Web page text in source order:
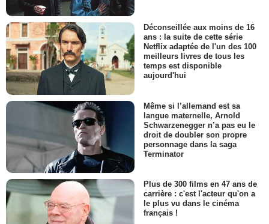
Déconseillée aux moins de 16
ans : la suite de cette série
Netflix adaptée de l'un des 100
meilleurs livres de tous les
temps est disponible
aujourd'hui
Même si l’allemand est sa
langue maternelle, Arnold
Schwarzenegger n’a pas eu le
droit de doubler son propre
personnage dans la saga
Terminator
Plus de 300 films en 47 ans de
carrière : c'est l'acteur qu'on a
le plus vu dans le cinéma
français !